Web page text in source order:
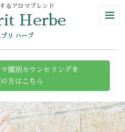
るアロマブレンド
Herbe
プリ ハーブ
個別カウンセリングを
方はこちら